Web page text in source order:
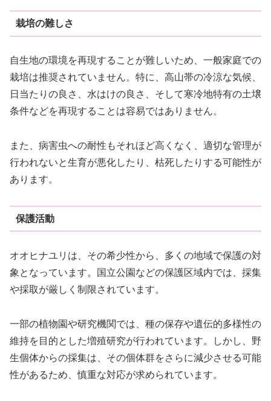
栽培の難しさ
自生地の環境を再現することが難しいため、一般家庭での
栽培は推奨されていません。特に、高山帯の冷涼な気候、
日当たりの良さ、水はけの良さ、そして寒冷地特有の土壌
条件などを再現することは容易ではありません。
また、病害虫への耐性もそれほど高くなく、適切な管理が
行われないと生育が悪化したり、枯死したりする可能性が
あります。
保護活動
オオヒナユリは、その希少性から、多くの地域で保護の対
象となっています。国立公園などの保護区域内では、採集
や採取が厳しく制限されています。
一部の植物園や研究機関では、種の保存や遺伝的多様性の
維持を目的とした増殖研究が行われています。しかし、野
生個体からの採集は、その個体群をさらに減少させる可能
性があるため、慎重な対応が求められています。